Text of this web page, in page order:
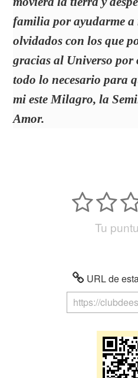
familia por ayudarme a
olvidados con los que
gracias al Universo por
todo lo necesario para
mi este Milagro, la
Amor.
Tu
URL de